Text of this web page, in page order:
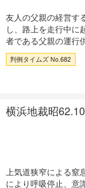
友人の父親の経営す
し、路上を走行中に
者である父親の運行
判例タイムズ No.682
横浜地裁昭
上気道狭窄による窒
により呼吸停止、意